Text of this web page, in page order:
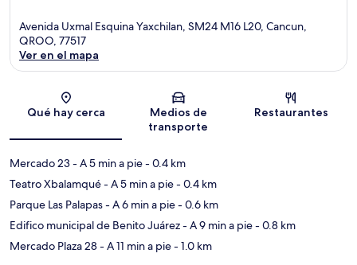
Avenida Uxmal Esquina Yaxchilan, SM24 M16 L20, Cancun,
QROO, 77517
Ver en el mapa
Qué hay cerca
Medios de
transporte
Restaurantes
Mercado 23- A 5 min a pie- 0.4 km
Teatro Xbalamqué- A 5 min a pie- 0.4 km
Parque Las Palapas- A 6 min a pie- 0.6 km
Edifico municipal de Benito Juárez- A 9 min a pie- 0.8 km
Mercado Plaza 28- A 11 min a pie- 1.0 km